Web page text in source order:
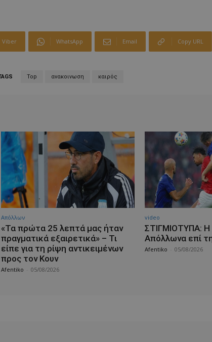
Viber WhatsApp Email Copy URL
Top ανακοινωση καιρός
Απόλλων
«Τα πρώτα 25 λεπτά μας ήταν
πραγματικά εξαιρετικά» – Τι
είπε για τη ρίψη αντικειμένων
προς τον Κουν
Afentiko 05/08/2026
video
ΣΤΙΓΜΙΟΤΥΠΑ: Η
Απόλλωνα επί
Afentiko 05/08/2026